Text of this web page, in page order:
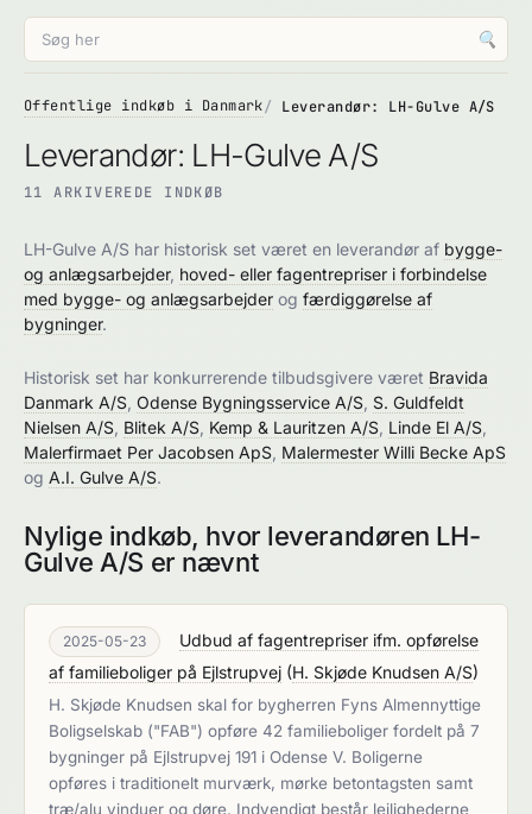
🔍
Offentlige indkøb i Danmark Leverandør: LH-Gulve A/S
Leverandør: LH-Gulve A/S
11 ARKIVEREDE INDKØB
LH-Gulve A/S har historisk set været en leverandør af bygge-
og anlægsarbejder, hoved- eller fagentrepriser i forbindelse
med bygge- og anlægsarbejder og færdiggørelse af
bygninger.
Historisk set har konkurrerende tilbudsgivere været Bravida
Danmark A/S Odense Bygningsservice A/S S. Guldfeldt
Nielsen A/S Blitek A/S Kemp & Lauritzen A/S Linde El A/S
Malerfirmaet Per Jacobsen ApS Malermester Willi Becke ApS
og A.I. Gulve A/S.
Nylige indkøb, hvor leverandøren LH-
Gulve A/S er nævnt
2025-05-23
Udbud af fagentrepriser ifm. opførelse
af familieboliger på Ejlstrupvej (H. Skjøde Knudsen A/S)
H. Skjøde Knudsen skal for bygherren Fyns Almennyttige
Boligselskab ("FAB") opføre 42 familieboliger fordelt på 7
bygninger på Ejlstrupvej 191 i Odense V. Boligerne
opføres i traditionelt murværk, mørke betontagsten samt
træ/alu vinduer og døre. Indvendigt består lejlighederne